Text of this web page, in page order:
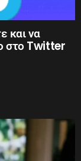
και να
στο Twitter